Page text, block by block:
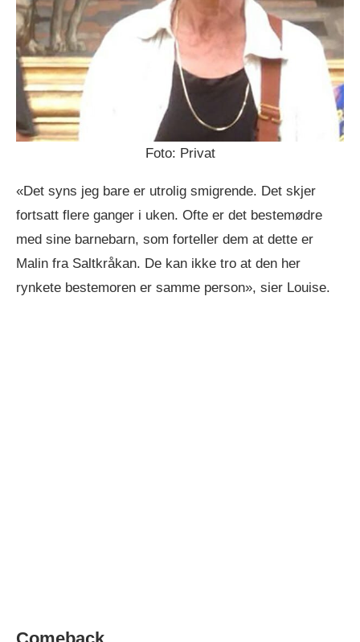
Foto: Privat
«Det syns jeg bare er utrolig smigrende. Det skjer
fortsatt flere ganger i uken. Ofte er det bestemødre
med sine barnebarn, som forteller dem at dette er
Malin fra Saltkråkan. De kan ikke tro at den her
rynkete bestemoren er samme person», sier Louise.